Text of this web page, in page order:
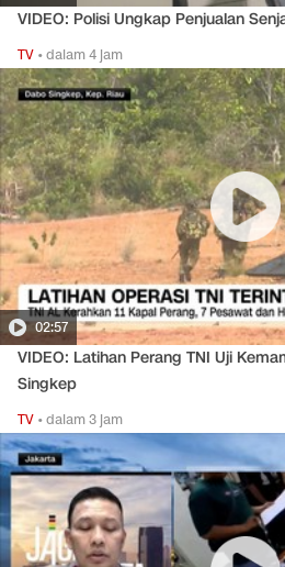
VIDEO: Polisi Ungkap Penjualan
TV •dalam 4 jam
02:57
VIDEO: Latihan Perang TNI Uji
Singkep
TV •dalam 3 jam